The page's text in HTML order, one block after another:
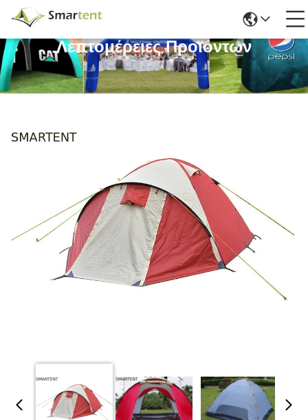
Λεπτομέρειες Προϊόντων